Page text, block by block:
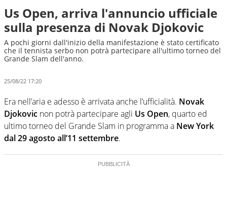
Us Open, arriva l'annuncio ufficiale
sulla presenza di Novak Djokovic
A pochi giorni dall'inizio della manifestazione è stato certificato
che il tennista serbo non potrà partecipare all'ultimo torneo del
Grande Slam dell'anno.
25/08/22 17:20
Era nell’aria e adesso è arrivata anche l’ufficialità. Novak
Djokovic non potrà partecipare agli Us Open, quarto ed
ultimo torneo del Grande Slam in programma a New York
dal 29 agosto all’11 settembre.